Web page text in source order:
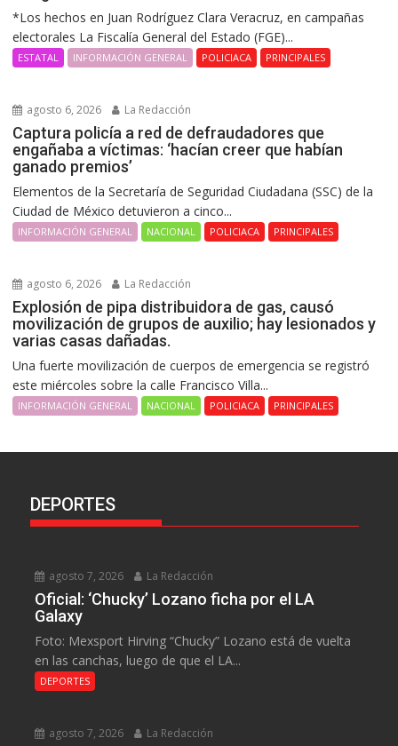
*Los hechos en Juan Rodríguez Clara Veracruz, en campañas
electorales La Fiscalía General del Estado (FGE)...
ESTATAL INFORMACIÓN GENERAL POLICIACA PRINCIPALES
agosto 6, 2026 La Redacción
Captura policía a red de defraudadores que
engañaba a víctimas: ‘hacían creer que habían
ganado premios’
Elementos de la Secretaría de Seguridad Ciudadana (SSC) de la
Ciudad de México detuvieron a cinco...
INFORMACIÓN GENERAL NACIONAL POLICIACA PRINCIPALES
agosto 6, 2026 La Redacción
Explosión de pipa distribuidora de gas, causó
movilización de grupos de auxilio; hay lesionados y
varias casas dañadas.
Una fuerte movilización de cuerpos de emergencia se registró
este miércoles sobre la calle Francisco Villa...
INFORMACIÓN GENERAL NACIONAL POLICIACA PRINCIPALES
DEPORTES
agosto 7, 2026 La Redacción
Oficial: ‘Chucky’ Lozano ficha por el LA
Galaxy
Foto: Mexsport Hirving “Chucky” Lozano está de vuelta
en las canchas, luego de que el LA...
DEPORTES
agosto 7, 2026 La Redacción